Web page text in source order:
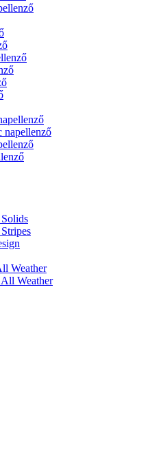
napellenző
Weather
All Weather